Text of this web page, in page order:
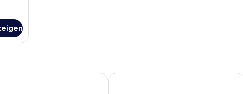
Pointe Aux Biches Hotel Long Beach Mauritius